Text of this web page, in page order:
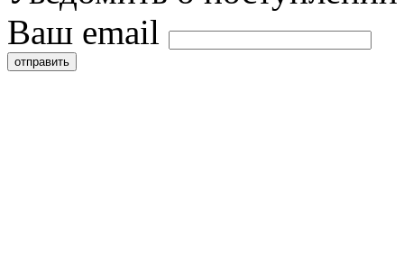
Ваш email
отправить